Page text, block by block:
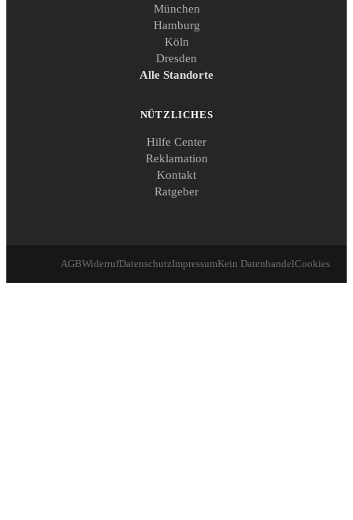
München
Hamburg
Köln
Dresden
Alle Standorte
NÜTZLICHES
Hilfe Center
Reklamation
Kontakt
Ratgeber
AGBWiderrufDatenschutzImpressumKein DatenhandelCookies